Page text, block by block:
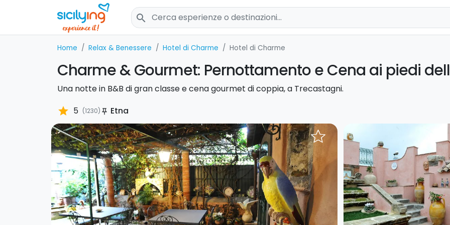
search
Home Relax & Benessere Hotel di Charme Hotel di Charme
Charme & Gourmet: Pernottamento e Cena ai piedi
Una notte in B&B di gran classe e cena gourmet di coppia, a Trecastagni.
star 5 (1230) push_pin Etna